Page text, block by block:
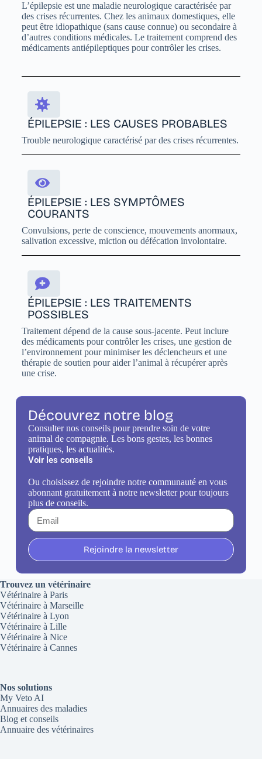
L’épilepsie est une maladie neurologique caractérisée par
des crises récurrentes. Chez les animaux domestiques, elle
peut être idiopathique (sans cause connue) ou secondaire à
d’autres conditions médicales. Le traitement comprend des
médicaments antiépileptiques pour contrôler les crises.
ÉPILEPSIE : LES CAUSES PROBABLES
Trouble neurologique caractérisé par des crises récurrentes.
ÉPILEPSIE : LES SYMPTÔMES
COURANTS
Convulsions, perte de conscience, mouvements anormaux,
salivation excessive, miction ou défécation involontaire.
ÉPILEPSIE : LES TRAITEMENTS
POSSIBLES
Traitement dépend de la cause sous-jacente. Peut inclure
des médicaments pour contrôler les crises, une gestion de
l’environnement pour minimiser les déclencheurs et une
thérapie de soutien pour aider l’animal à récupérer après
une crise.
Découvrez notre blog
Consulter nos conseils pour prendre soin de votre
animal de compagnie. Les bons gestes, les bonnes
pratiques, les actualités.
Voir les conseils
Ou choisissez de rejoindre notre communauté en vous
abonnant gratuitement à notre newsletter pour toujours
plus de conseils.
Rejoindre la newsletter
Trouvez un vétérinaire
Vétérinaire à Paris
Vétérinaire à Marseille
Vétérinaire à Lyon
Vétérinaire à Lille
Vétérinaire à Nice
Vétérinaire à Cannes
Nos solutions
My Veto AI
Annuaires des maladies
Blog et conseils
Annuaire des vétérinaires